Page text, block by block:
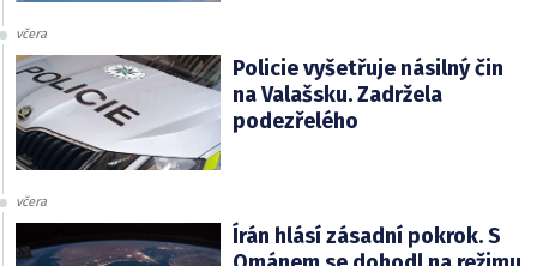
včera
Policie vyšetřuje násilný čin
na Valašsku. Zadržela
podezřelého
včera
Írán hlásí zásadní pokrok. S